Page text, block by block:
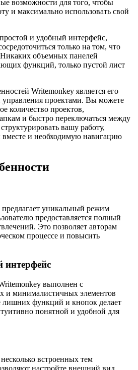
возможности для того, чтобы
и максимально использовать свой
и удобный интерфейс,
только на том, что
объемных панелей
функций, только пустой лист
Writemonkey является его
управления проектами. Вы можете
количество проектов,
и быстро переключаться между
вашу работу,
и необходимую навигацию
уникальный режим
предоставляется полный
Это позволяет авторам
процессе и повысить
выполнен с
и минималистичных элементов
лишних функций и кнопок делает
понятной и удобной для
встроенных тем